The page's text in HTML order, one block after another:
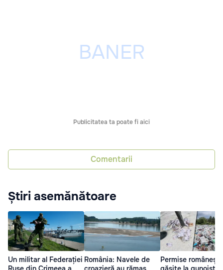
Publicitatea ta poate fi aici
Comentarii
Știri asemănătoare
Un militar al Federației România: Navele de
Permise românești,